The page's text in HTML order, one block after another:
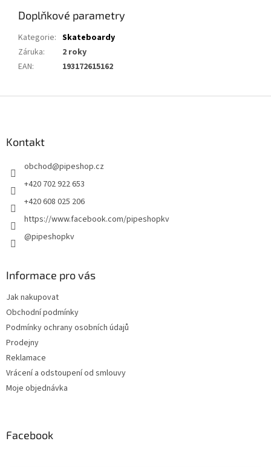
Doplňkové parametry
Kategorie: Skateboardy
Záruka:
2 roky
EAN: 193172615162
Kontakt
obchod@pipeshop.cz
+420 702 922 653
+420 608 025 206
https://www.facebook.com/pipeshopkv
@pipeshopkv
Informace pro vás
Jak nakupovat
Obchodní podmínky
Podmínky ochrany osobních údajů
Prodejny
Reklamace
Vrácení a odstoupení od smlouvy
Moje objednávka
Facebook